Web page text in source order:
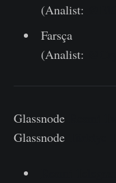
(Analist:
Farsça
(Analist:
Glassnode
Glassnode